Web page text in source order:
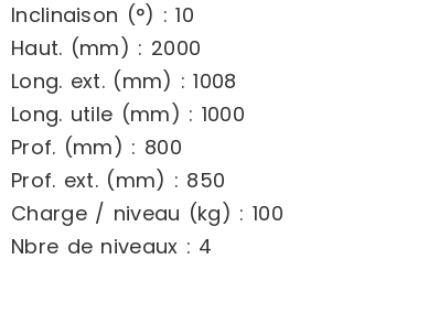
Inclinaison (°) : 10
Haut. (mm) : 2000
Long. ext. (mm) : 1008
Long. utile (mm) : 1000
Prof. (mm) : 800
Prof. ext. (mm) : 850
Charge / niveau (kg) : 100
Nbre de niveaux : 4